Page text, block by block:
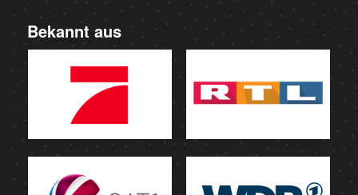
Bekannt aus